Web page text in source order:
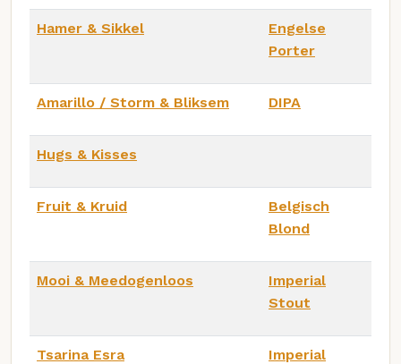
Hamer & Sikkel
Engelse
Porter
Amarillo / Storm & Bliksem DIPA
Hugs & Kisses
Fruit & Kruid
Belgisch
Blond
Mooi & Meedogenloos
Imperial
Stout
Tsarina Esra
Imperial